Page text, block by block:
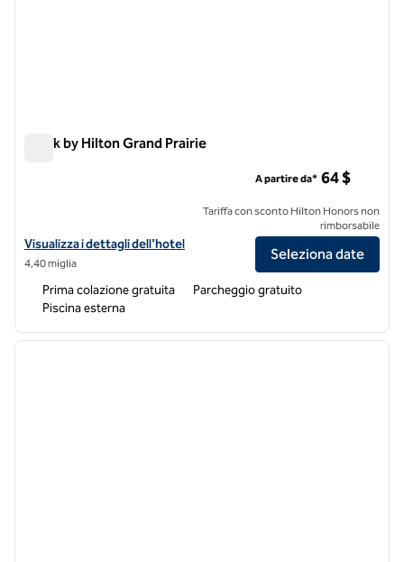
Spark by Hilton Grand Prairie
Visualizza i dettagli dell'hotel Spark by Hilton Grand Prairie
Visualizza i dettagli dell'hotel
4,40 miglia
A partire da* 64 $
Tariffa con sconto Hilton Honors non
rimborsabile
Seleziona date
Prima colazione gratuita
Parcheggio gratuito
Piscina esterna
1 di 9